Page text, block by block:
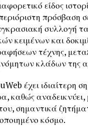
είδος
πρόσβαση
συλλογή
κειμένων και
τέχνης,
κλάδων της
έχει ιδιαίτερη
καθώς
σημαντικά
κόσμο.